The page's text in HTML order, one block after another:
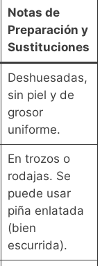
Notas de
Preparación y
Sustituciones
Deshuesadas,
sin piel y de
grosor
uniforme.
En trozos o
rodajas. Se
puede usar
piña enlatada
(bien
escurrida).